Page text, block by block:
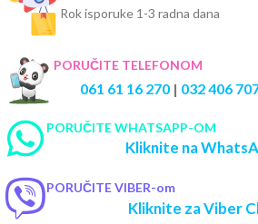
Rok isporuke 1-3 radna dana
PORUČITE TELEFONOM
061 61 16 270 | 032 406
PORUČITE WHATSAPP-OM
Kliknite na
PORUČITE VIBER-om
Kliknite za Viber